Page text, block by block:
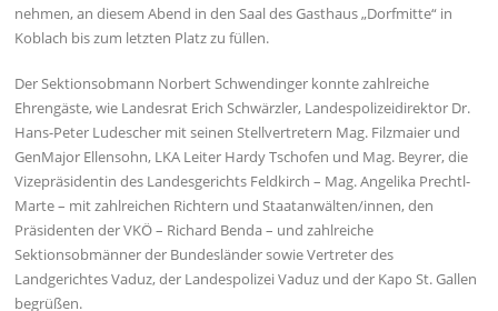
nehmen, an diesem Abend in den Saal des Gasthaus „Dorfmitte“ in
Koblach bis zum letzten Platz zu füllen.
Der Sektionsobmann Norbert Schwendinger konnte zahlreiche
Ehrengäste, wie Landesrat Erich Schwärzler, Landespolizeidirektor Dr.
Hans-Peter Ludescher mit seinen Stellvertretern Mag. Filzmaier und
GenMajor Ellensohn, LKA Leiter Hardy Tschofen und Mag. Beyrer, die
Vizepräsidentin des Landesgerichts Feldkirch – Mag. Angelika Prechtl-
Marte – mit zahlreichen Richtern und Staatanwälten/innen, den
Präsidenten der VKÖ – Richard Benda – und zahlreiche
Sektionsobmänner der Bundesländer sowie Vertreter des
Landgerichtes Vaduz, der Landespolizei Vaduz und der Kapo St. Gallen
begrüßen.